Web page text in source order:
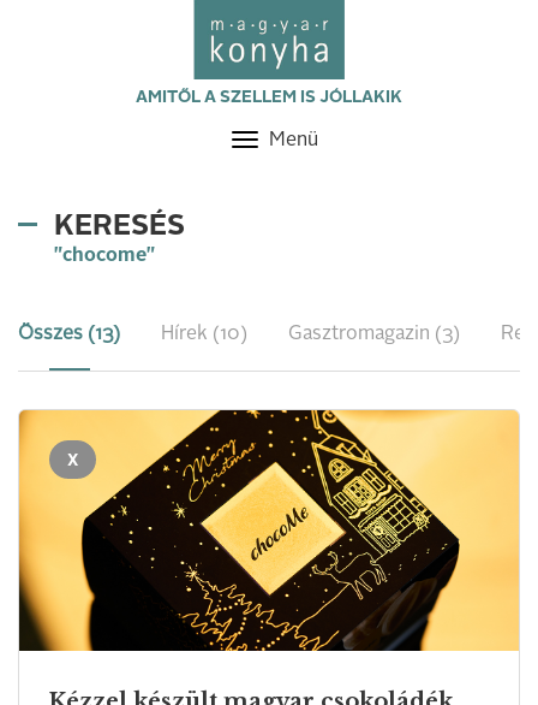
AMITŐL A SZELLEM IS JÓLLAKIK
Toggle
Menü
KERESÉS
"chocome"
Összes (13) Hírek (10) Gasztromagazin (3)
X